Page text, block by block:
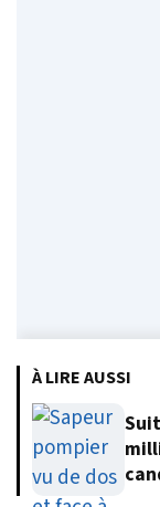
À LIRE AUSSI